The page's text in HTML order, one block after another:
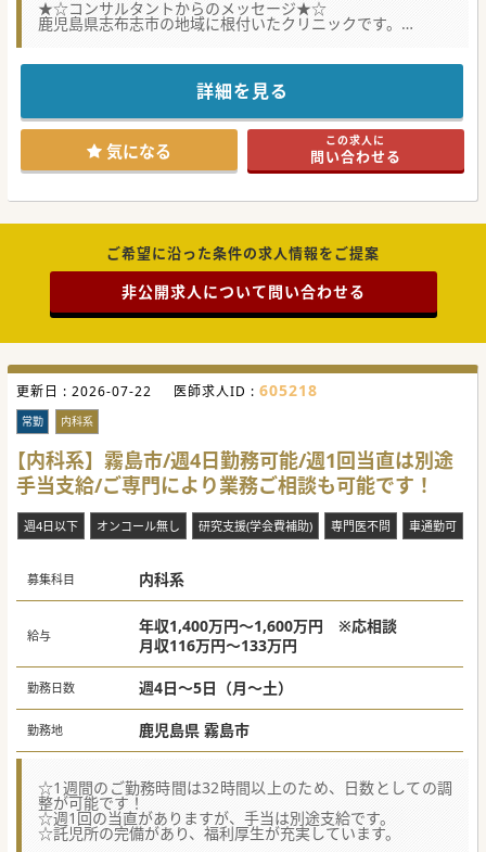
★☆コンサルタントからのメッセージ★☆
鹿児島県志布志市の地域に根付いたクリニックです。
基本的にどんな患者様も断らず、総合的に疾患を診ることを
週3日ガッツリ働き、週4日しっかりプライベートを満喫した
いという方には特にオススメです。
オンコールでの呼び出しはほとんど発生いたしませんので、
少しでもご興味ございましたら、お気軽にお問い合わせくだ
さい。
#秋入職可
詳細を見る
気になる この求人に
問い合わせる
ご希望に沿った条件の求人情報をご提案
非公開求人について問い合わせる
更新日 : 2026-07-22 医師求人ID : 605218
常勤 内科系
【内科系】霧島市/週4日勤務可能/週1回当直は別途
手当支給/ご専門により業務ご相談も可能です！
週4日以下 オンコール無し 研究支援(学会費補助) 専門医不問 車通勤可
募集科目 内科系
給与
年収1,400万円～1,600万円 ※応相談
月収116万円～133万円
勤務日数 週4日～5日（月～土）
勤務地 鹿児島県 霧島市
☆1週間のご勤務時間は32時間以上のため、日数としての調
整が可能です！
☆週1回の当直がありますが、手当は別途支給です。
☆託児所の完備があり、福利厚生が充実しています。